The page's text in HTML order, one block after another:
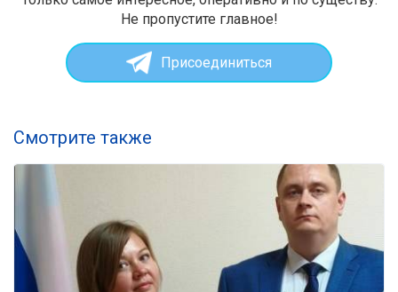
Не пропустите главное!
Присоединиться
Смотрите также